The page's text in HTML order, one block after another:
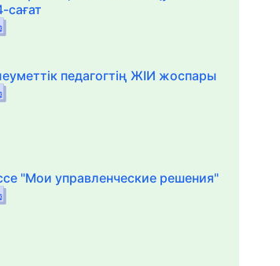
сағат
педагогтің ЖІИ жоспары
"Мои управленческие решения"